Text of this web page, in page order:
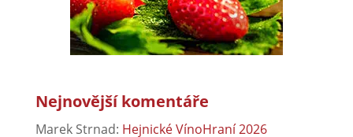
Nejnovější komentáře
Marek Strnad: Hejnické VínoHraní 2026